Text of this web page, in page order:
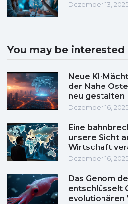
Dezember 13, 2025
You may be interested
Neue KI-
der Nahe
neu gestalten
Dezember 16, 2025
Eine
unsere Sicht
Wirtschaft
Dezember 16, 2025
Das Genom
entschlüsselt
evolutionären